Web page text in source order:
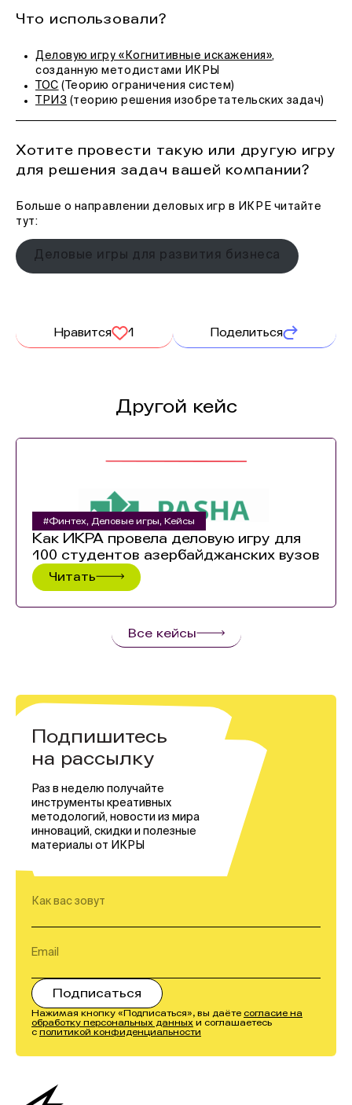
Что использовали?
Деловую игру «Когнитивные искажения»,
созданную методистами ИКРЫ
ТОС (Теорию ограничения систем)
ТРИЗ (теорию решения изобретательских задач)
Хотите провести такую или другую игру
для решения задач вашей компании?
Больше о направлении деловых игр в ИКРЕ читайте
тут:
Деловые игры для развития бизнеса
Нравится 1 Поделиться
Другой кейс
#Финтех, Деловые игры, Кейсы
Как ИКРА провела деловую игру для
100 студентов азербайджанских вузов
Читать
Все кейсы
Подпишитесь
на рассылку
Раз в неделю получайте
инструменты креативных
методологий, новости из мира
инноваций, скидки и полезные
материалы от ИКРЫ
Нажимая кнопку «Подписаться», вы даёте согласие на
обработку персональных данных и соглашаетесь
с политикой конфиденциальности